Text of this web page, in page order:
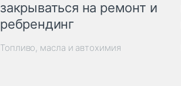
закрываться на ремонт и
ребрендинг
Топливо, масла и автохимия